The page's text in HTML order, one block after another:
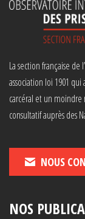
La section française de
association loi 1901
carcéral et un moindre
consultatif auprès des
NOUS
NOS